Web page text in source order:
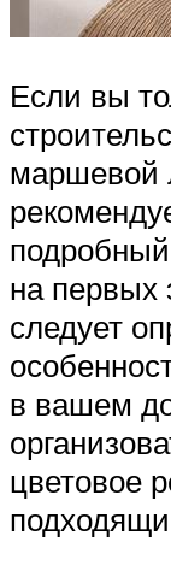
Если вы
маршевой
на первых
следует
в вашем
цветовое